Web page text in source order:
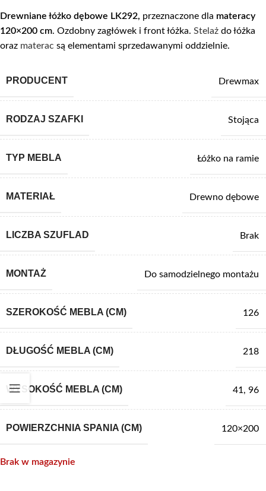
Drewniane łóżko dębowe LK292, przeznaczone dla materacy
120×200 cm. Ozdobny zagłówek i front łóżka. Stelaż do łóżka
oraz materac są elementami sprzedawanymi oddzielnie.
PRODUCENT Drewmax
RODZAJ SZAFKI Stojąca
TYP MEBLA Łóżko na ramie
MATERIAŁ Drewno dębowe
LICZBA SZUFLAD Brak
MONTAŻ Do samodzielnego montażu
SZEROKOŚĆ MEBLA (CM) 126
DŁUGOŚĆ MEBLA (CM) 218
WYSOKOŚĆ MEBLA (CM) 41 , 96
POWIERZCHNIA SPANIA (CM) 120×200
Brak w magazynie